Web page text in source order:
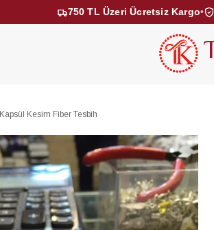
750 TL Üzeri Ücretsiz Kargo•
KEHRİBAR TESBİHLER
Kapsül Kesim Fiber Tesbih